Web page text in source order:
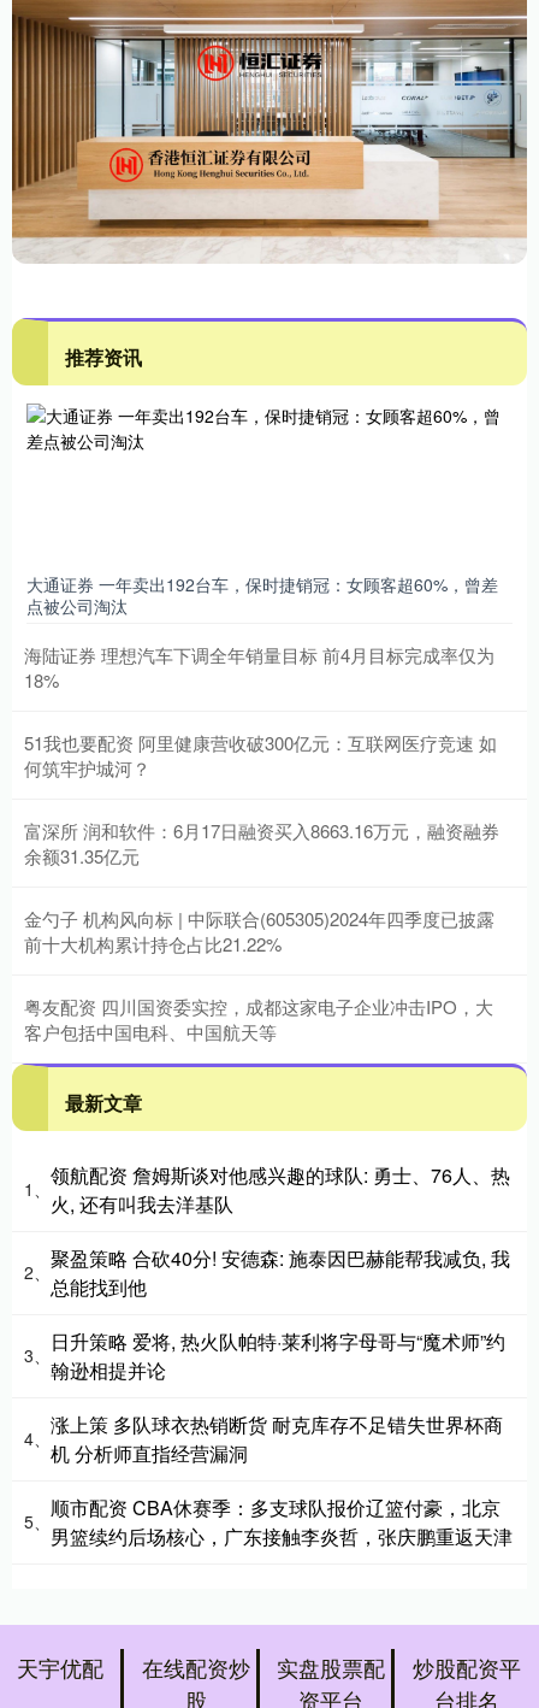
推荐资讯
大通证券 一年卖出192台车，保时捷销冠：女顾客超60%，曾差
点被公司淘汰
海陆证券 理想汽车下调全年销量目标 前4月目标完成率仅为
18%
51我也要配资 阿里健康营收破300亿元：互联网医疗竞速 如
何筑牢护城河？
富深所 润和软件：6月17日融资买入8663.16万元，融资融券
余额31.35亿元
金勺子 机构风向标 | 中际联合(605305)2024年四季度已披露
前十大机构累计持仓占比21.22%
粤友配资 四川国资委实控，成都这家电子企业冲击IPO，大
客户包括中国电科、中国航天等
最新文章
1、
领航配资 詹姆斯谈对他感兴趣的球队: 勇士、76人、热
火, 还有叫我去洋基队
2、
聚盈策略 合砍40分! 安德森: 施泰因巴赫能帮我减负, 我
总能找到他
3、
日升策略 爱将, 热火队帕特·莱利将字母哥与“魔术师”约
翰逊相提并论
4、
涨上策 多队球衣热销断货 耐克库存不足错失世界杯商
机 分析师直指经营漏洞
5、
顺市配资 CBA休赛季：多支球队报价辽篮付豪，北京
男篮续约后场核心，广东接触李炎哲，张庆鹏重返天津
天宇优配
在线配资炒
股
实盘股票配
资平台
炒股配资平
台排名